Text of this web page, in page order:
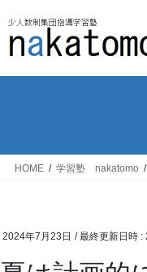
HOME 学習塾 nakatomo
2024年7月23日 / 最終更新日時 :